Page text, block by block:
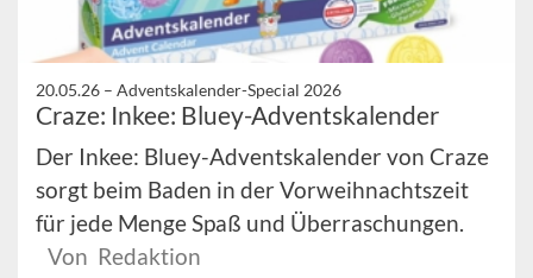
20.05.26 – Adventskalender-Special 2026
Craze: Inkee: Bluey-Adventskalender
Der Inkee: Bluey-Adventskalender von Craze
sorgt beim Baden in der Vorweihnachtszeit
für jede Menge Spaß und Überraschungen.
Von Redaktion